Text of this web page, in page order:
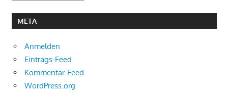
META
Anmelden
Eintrags-Feed
Kommentar-Feed
WordPress.org